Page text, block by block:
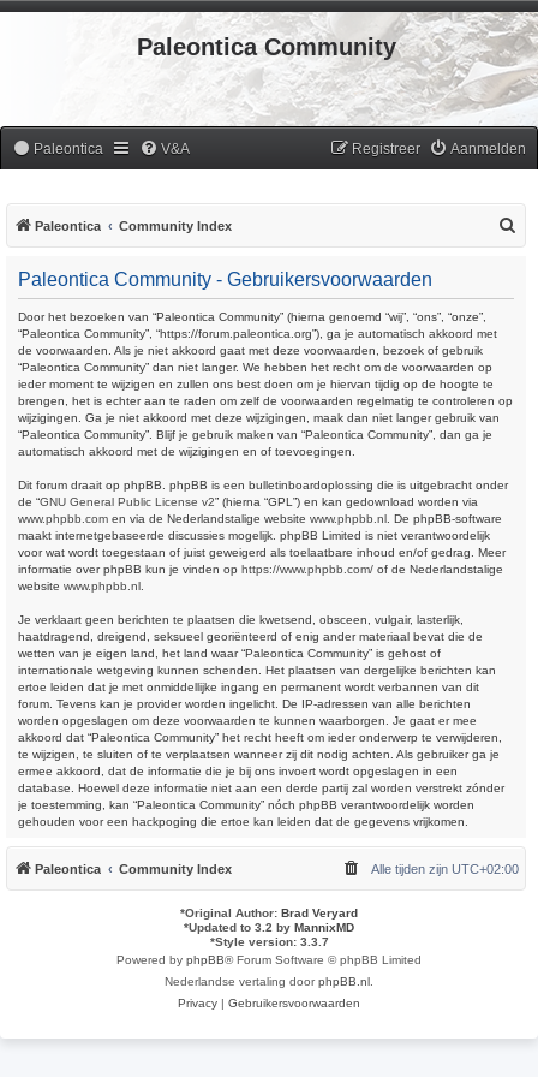
Paleontica Community
Paleontica V&A Aanmelden
Registreer
Paleontica Community Index
Paleontica Community - Gebruikersvoorwaarden
Door het bezoeken van “Paleontica Community” (hierna genoemd “wij”, “ons”, “onze”,
“Paleontica Community”, “https://forum.paleontica.org”), ga je automatisch akkoord met
de voorwaarden. Als je niet akkoord gaat met deze voorwaarden, bezoek of gebruik
“Paleontica Community” dan niet langer. We hebben het recht om de voorwaarden op
ieder moment te wijzigen en zullen ons best doen om je hiervan tijdig op de hoogte te
brengen, het is echter aan te raden om zelf de voorwaarden regelmatig te controleren op
wijzigingen. Ga je niet akkoord met deze wijzigingen, maak dan niet langer gebruik van
“Paleontica Community”. Blijf je gebruik maken van “Paleontica Community”, dan ga je
automatisch akkoord met de wijzigingen en of toevoegingen.
Dit forum draait op phpBB. phpBB is een bulletinboardoplossing die is uitgebracht onder
de “GNU General Public License v2” (hierna “GPL”) en kan gedownload worden via
www.phpbb.com en via de Nederlandstalige website www.phpbb.nl . De phpBB-software
maakt internetgebaseerde discussies mogelijk. phpBB Limited is niet verantwoordelijk
voor wat wordt toegestaan of juist geweigerd als toelaatbare inhoud en/of gedrag. Meer
informatie over phpBB kun je vinden op https://www.phpbb.com/ of de Nederlandstalige
website www.phpbb.nl
Je verklaart geen berichten te plaatsen die kwetsend, obsceen, vulgair, lasterlijk,
haatdragend, dreigend, seksueel georiënteerd of enig ander materiaal bevat die de
wetten van je eigen land, het land waar “Paleontica Community” is gehost of
internationale wetgeving kunnen schenden. Het plaatsen van dergelijke berichten kan
ertoe leiden dat je met onmiddellijke ingang en permanent wordt verbannen van dit
forum. Tevens kan je provider worden ingelicht. De IP-adressen van alle berichten
worden opgeslagen om deze voorwaarden te kunnen waarborgen. Je gaat er mee
akkoord dat “Paleontica Community” het recht heeft om ieder onderwerp te verwijderen,
te wijzigen, te sluiten of te verplaatsen wanneer zij dit nodig achten. Als gebruiker ga je
ermee akkoord, dat de informatie die je bij ons invoert wordt opgeslagen in een
database. Hoewel deze informatie niet aan een derde partij zal worden verstrekt zónder
je toestemming, kan “Paleontica Community” nóch phpBB verantwoordelijk worden
gehouden voor een hackpoging die ertoe kan leiden dat de gegevens vrijkomen.
Paleontica Community Index Alle tijden zijn UTC+02:00
*Original Author: Brad Veryard
*Updated to 3.2 by MannixMD
*Style version: 3.3.7
Powered by phpBB® Forum Software © phpBB Limited
Nederlandse vertaling doorphpBB.nl
Privacy | Gebruikersvoorwaarden